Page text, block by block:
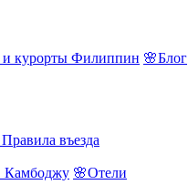
и курорты Филиппин 🌸Блог
въезда
Камбоджу 🌸Отели